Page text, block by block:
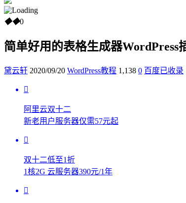
◆◆0
简单好用的表格生成器WordPress
黛云轩 2020/09/20 WordPress教程 1,138 0 百度已收录
阿里云双十二
新老用户服务器仅需57元起
双十二低至1折
1核2G 云服务器390元/1年